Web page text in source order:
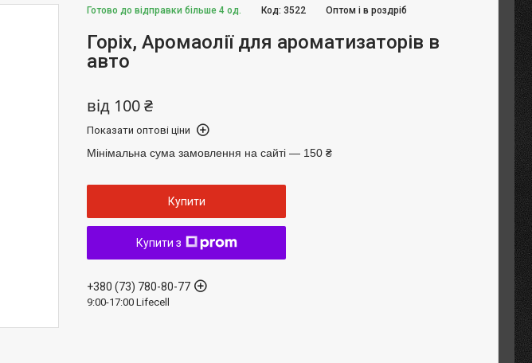
Готово до відправки більше 4 од. Оптом і в роздріб
Код:3522
Горіх, Аромаолії для ароматизаторів в
авто
від 100 ₴
Показати оптові ціни
Мінімальна сума замовлення на сайті — 150 ₴
Купити
Купити з
+380 (73) 780-80-77
9:00-17:00 Lifecell